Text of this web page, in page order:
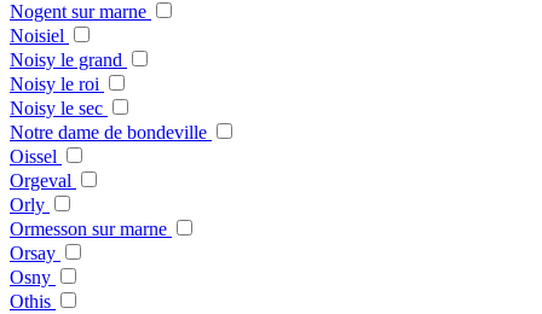
Nogent sur marne
Noisiel
Noisy le grand
Noisy le roi
Noisy le sec
Notre dame de bondeville
Oissel
Orgeval
Orly
Ormesson sur marne
Orsay
Osny
Othis